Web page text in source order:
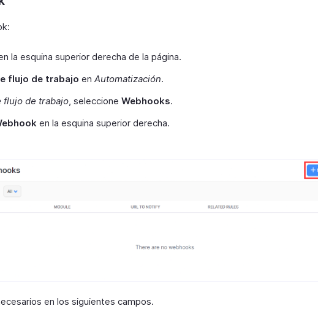
la esquina superior derecha de la página.
flujo de trabajo en Automatización.
flujo de trabajo, seleccione Webhooks.
en la esquina superior derecha.
en los siguientes campos.